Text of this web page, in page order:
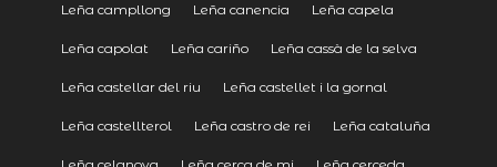
Leña campllong Leña canencia Leña capela
Leña capolat Leña cariño Leña cassà de la selva
Leña castellar del riu Leña castellet i la gornal
Leña castellterol Leña castro de rei Leña cataluña